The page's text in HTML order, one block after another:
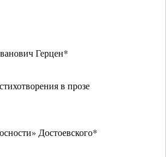
Герцен*
в прозе
Достоевского*